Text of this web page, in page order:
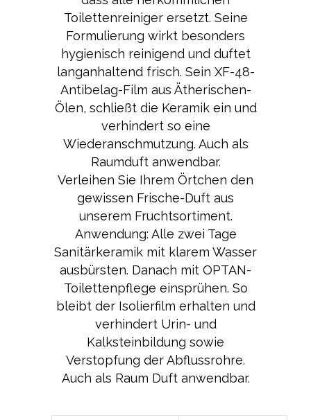
Toilettenreiniger ersetzt. Seine
Formulierung wirkt besonders
hygienisch reinigend und duftet
langanhaltend frisch. Sein XF-48-
Antibelag-Film aus Ätherischen-
Ölen, schließt die Keramik ein und
verhindert so eine
Wiederanschmutzung. Auch als
Raumduft anwendbar.
Verleihen Sie Ihrem Örtchen den
gewissen Frische-Duft aus
unserem Fruchtsortiment.
Anwendung: Alle zwei Tage
Sanitärkeramik mit klarem Wasser
ausbürsten. Danach mit OPTAN-
Toilettenpflege einsprühen. So
bleibt der Isolierfilm erhalten und
verhindert Urin- und
Kalksteinbildung sowie
Verstopfung der Abflussrohre.
Auch als Raum Duft anwendbar.